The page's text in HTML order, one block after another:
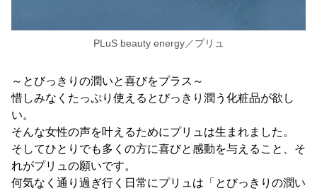
PLuS beauty energy／プリュ
～とびっきりの潤いと喜びをプラス～
惜しみなくたっぷり使えるとびっきり潤う化粧品が欲し
い。
そんな女性の声を叶えるためにプリュは生まれました。
そしてひとりでも多くの方に喜びと感動を与えること、そ
れがプリュの願いです。
何気なく通り過ぎ行く日常にプリュは「とびっきりの潤い